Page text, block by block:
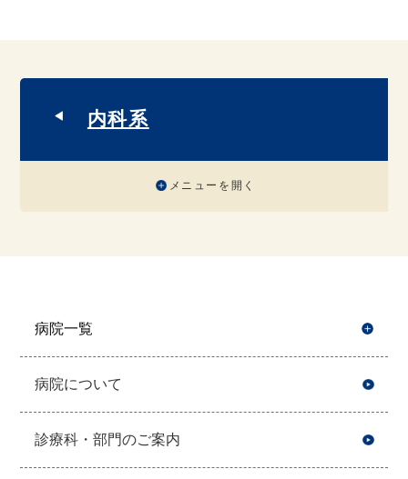
内科系
メニューを開く
病院一覧
病院について
診療科・部門のご案内